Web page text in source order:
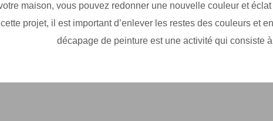
maison, vous pouvez redonner une nouvelle couleur et
projet, il est important d’enlever les restes des couleurs et
décapage de peinture est une activité qui consiste